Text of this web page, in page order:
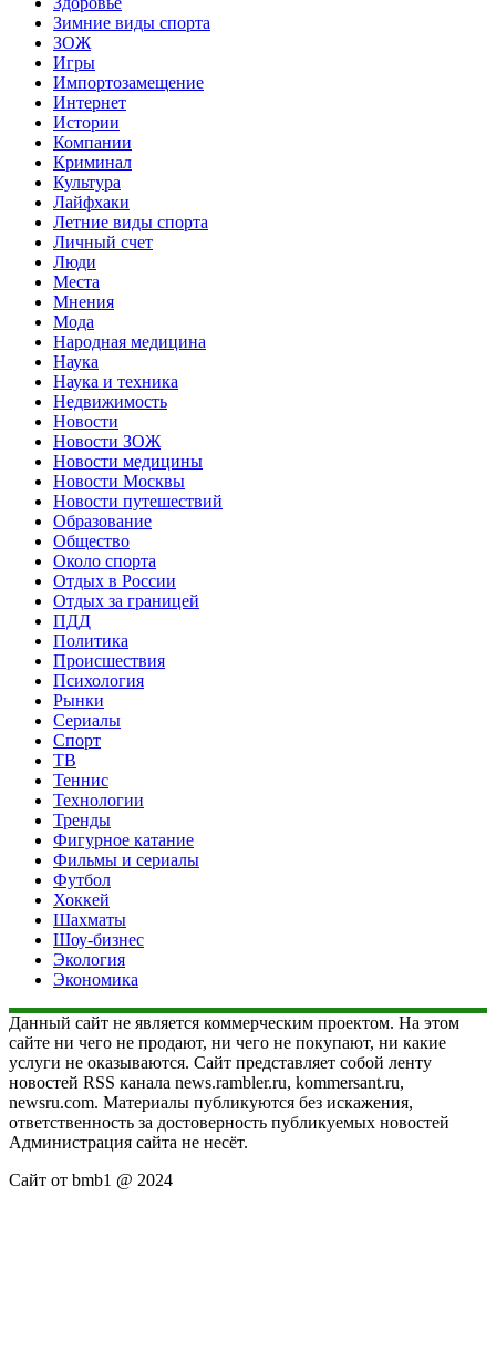
Зимние виды спорта
ЗОЖ
Игры
Импортозамещение
Интернет
Истории
Компании
Криминал
Культура
Лайфхаки
Летние виды спорта
Личный счет
Люди
Места
Мнения
Мода
Народная медицина
Наука
Наука и техника
Недвижимость
Новости
Новости ЗОЖ
Новости медицины
Новости Москвы
Новости путешествий
Образование
Общество
Около спорта
Отдых в России
Отдых за границей
ПДД
Политика
Происшествия
Психология
Рынки
Сериалы
Спорт
ТВ
Теннис
Технологии
Тренды
Фигурное катание
Фильмы и сериалы
Футбол
Хоккей
Шахматы
Шоу-бизнес
Экология
Экономика
Данный сайт не является коммерческим проектом. На этом
сайте ни чего не продают, ни чего не покупают, ни какие
услуги не оказываются. Сайт представляет собой ленту
новостей RSS канала news.rambler.ru, kommersant.ru,
newsru.com. Материалы публикуются без искажения,
ответственность за достоверность публикуемых новостей
Администрация сайта не несёт.
Сайт от bmb1 @ 2024